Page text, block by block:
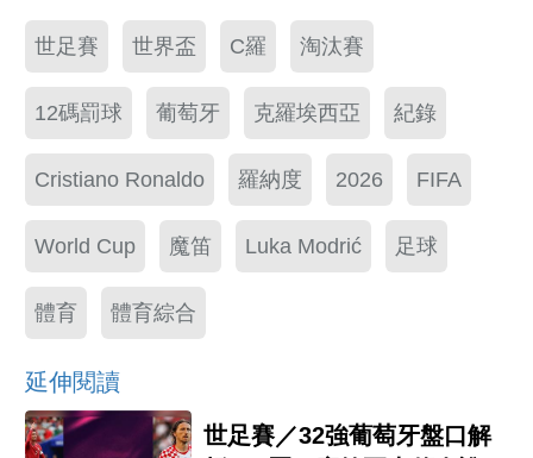
世足賽 世界盃 C羅 淘汰賽
12碼罰球 葡萄牙 克羅埃西亞 紀錄
Cristiano Ronaldo 羅納度 2026 FIFA
World Cup 魔笛 Luka Modrić 足球
體育 體育綜合
延伸閱讀
世足賽／32強葡萄牙盤口解